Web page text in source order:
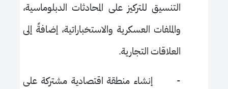
التنسيق للتركيز على المحادثات الدبلوماسية،
والملفات العسكرية والاستخباراتية، إضافةً إلى
العلاقات التجارية.
- إنشاء منطقة اقتصادية مشتركة على